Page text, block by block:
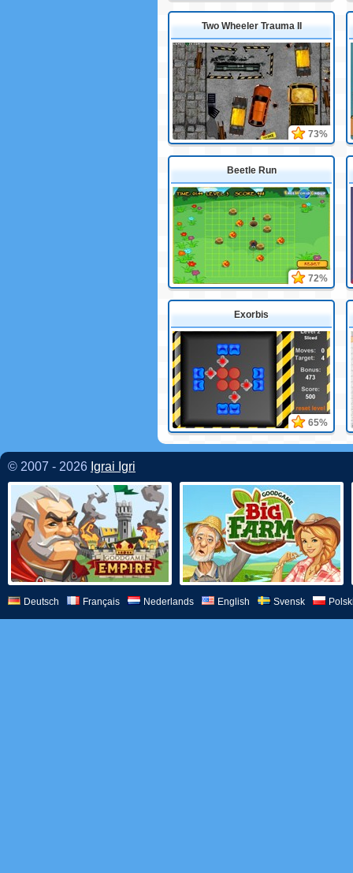
Two Wheeler Trauma II
73%
Beetle Run
72%
Exorbis
65%
© 2007 - 2026 Igrai Igri
Deutsch Français Nederlands English Svensk